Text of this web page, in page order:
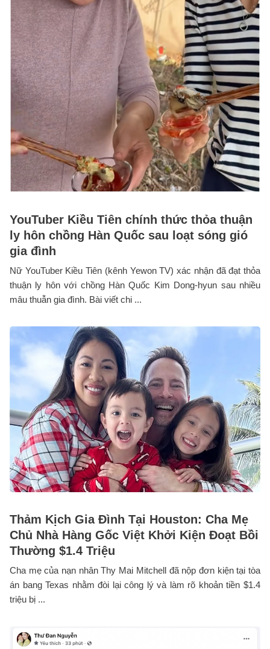
YouTuber Kiều Tiên chính thức thỏa thuận
ly hôn chồng Hàn Quốc sau loạt sóng gió
gia đình
Nữ YouTuber Kiều Tiên (kênh Yewon TV) xác nhận đã đạt thỏa
thuận ly hôn với chồng Hàn Quốc Kim Dong-hyun sau nhiều
mâu thuẫn gia đình. Bài viết chi ...
Thảm Kịch Gia Đình Tại Houston: Cha Mẹ
Chủ Nhà Hàng Gốc Việt Khởi Kiện Đoạt Bồi
Thường $1.4 Triệu
Cha mẹ của nạn nhân Thy Mai Mitchell đã nộp đơn kiện tại tòa
án bang Texas nhằm đòi lại công lý và làm rõ khoản tiền $1.4
triệu bị ...